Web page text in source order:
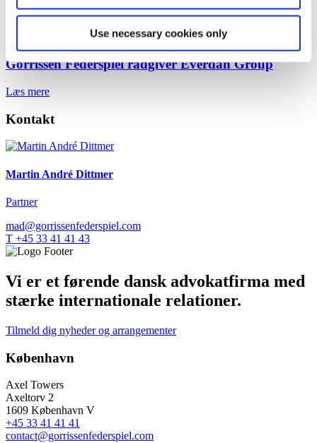
Use necessary cookies only
8. juli 2026
Gorrissen Federspiel rådgiver Everdan Group
Læs mere
Kontakt
Martin André Dittmer
Partner
mad@gorrissenfederspiel.com
T +45 33 41 41 43
Vi er et førende dansk advokatfirma med
stærke internationale relationer.
Tilmeld dig nyheder og arrangementer
København
Axel Towers
Axeltorv 2
1609 København V
+45 33 41 41 41
contact@gorrissenfederspiel.com